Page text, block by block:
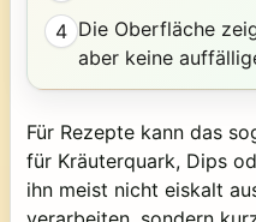
4 Die Oberfläche
aber keine
Für Rezepte kann das
für Kräuterquark, Dips
ihn meist nicht eiskalt